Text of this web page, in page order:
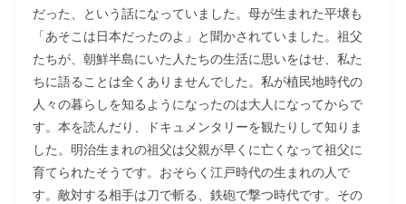
だった、という話になっていました。母が生まれた平壌も
「あそこは日本だったのよ」と聞かされていました。祖父
たちが、朝鮮半島にいた人たちの生活に思いをはせ、私た
ちに語ることは全くありませんでした。私が植民地時代の
人々の暮らしを知るようになったのは大人になってからで
す。本を読んだり、ドキュメンタリーを観たりして知りま
した。明治生まれの祖父は父親が早くに亡くなって祖父に
育てられたそうです。おそらく江戸時代の生まれの人で
す。敵対する相手は刀で斬る、鉄砲で撃つ時代です。その